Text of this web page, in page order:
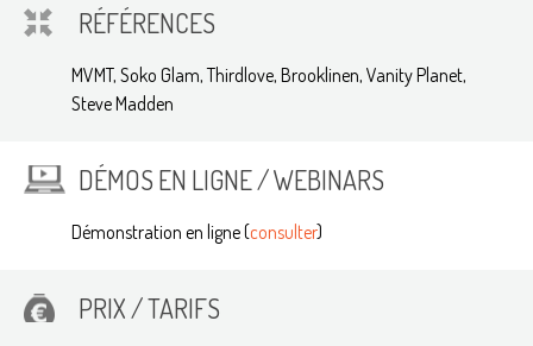
RÉFÉRENCES
MVMT, Soko Glam, Thirdlove, Brooklinen, Vanity Planet,
Steve Madden
DÉMOS EN LIGNE / WEBINARS
Démonstration en ligne (consulter)
PRIX / TARIFS